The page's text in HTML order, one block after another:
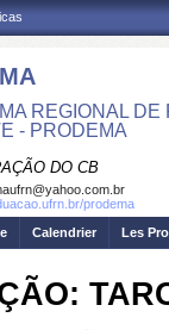
REGIONAL
- PRODEMA
DO CB
prodema
Calendrier Les